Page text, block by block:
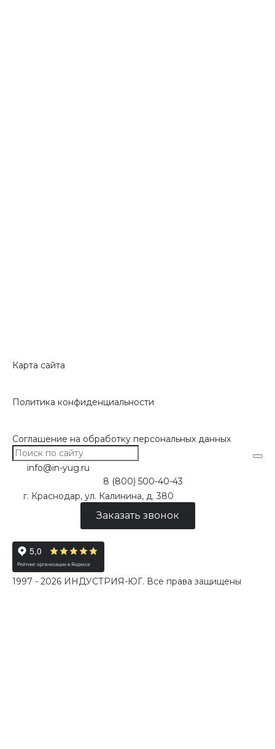
Карта сайта
Политика конфиденциальности
Соглашение на обработку персональных данных
info@in-yug.ru
8 (800) 500-40-43
г. Краснодар, ул. Калинина, д. 380
Заказать звонок
1997 - 2026 ИНДУСТРИЯ-ЮГ. Все права защищены